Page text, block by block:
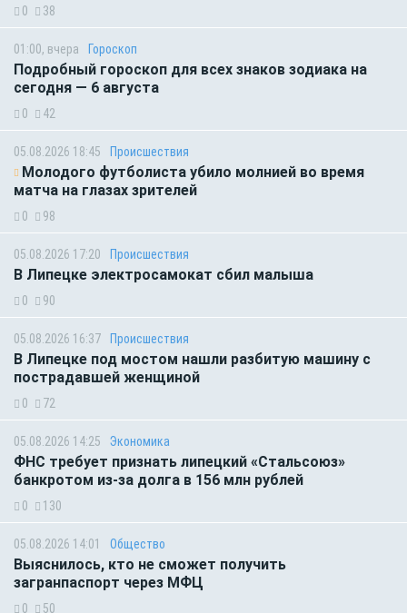
0 38
01:00, вчера Гороскоп
Подробный гороскоп для всех знаков зодиака на
сегодня — 6 августа
0 42
05.08.2026 18:45 Происшествия
Молодого футболиста убило молнией во время
матча на глазах зрителей
0 98
05.08.2026 17:20 Происшествия
В Липецке электросамокат сбил малыша
0 90
05.08.2026 16:37 Происшествия
В Липецке под мостом нашли разбитую машину с
пострадавшей женщиной
0 72
05.08.2026 14:25 Экономика
ФНС требует признать липецкий «Стальсоюз»
банкротом из-за долга в 156 млн рублей
0 130
05.08.2026 14:01 Общество
Выяснилось, кто не сможет получить
загранпаспорт через МФЦ
0 50